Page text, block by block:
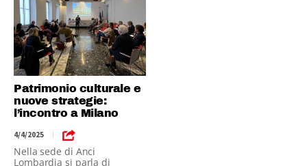
Patrimonio culturale e
nuove strategie:
l’incontro a Milano
4/4/2025 |
Nella sede di Anci
Lombardia si parla di